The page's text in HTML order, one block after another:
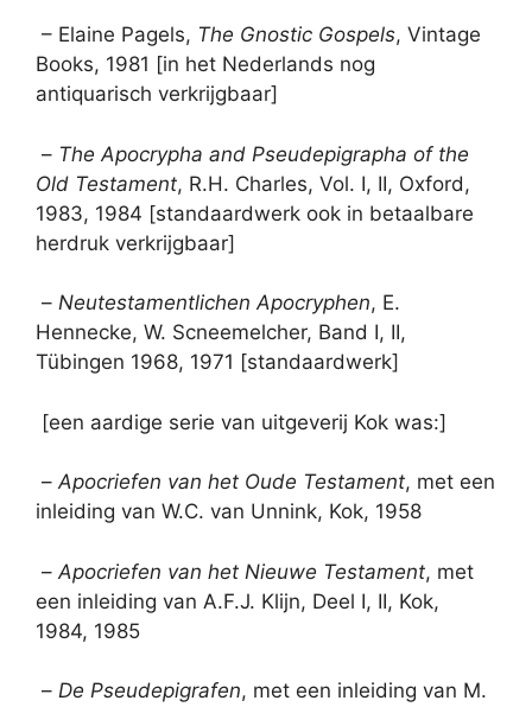
– Elaine Pagels, The Gnostic Gospels, Vintage
Books, 1981 [in het Nederlands nog
antiquarisch verkrijgbaar]
– The Apocrypha and Pseudepigrapha of the
Old Testament, R.H. Charles, Vol. I, II, Oxford,
1983, 1984 [standaardwerk ook in betaalbare
herdruk verkrijgbaar]
– Neutestamentlichen Apocryphen, E.
Hennecke, W. Scneemelcher, Band I, II,
Tübingen 1968, 1971 [standaardwerk]
[een aardige serie van uitgeverij Kok was:]
–Apocriefen van het Oude Testament, met een
inleiding van W.C. van Unnink, Kok, 1958
– Apocriefen van het Nieuwe Testament, met
een inleiding van A.F.J. Klijn, Deel I, II, Kok,
1984, 1985
– De Pseudepigrafen, met een inleiding van M.